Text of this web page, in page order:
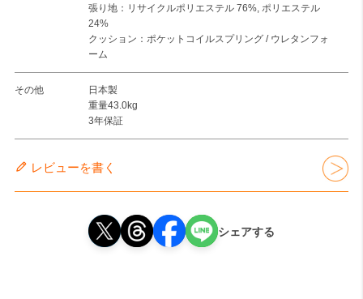
張り地：リサイクルポリエステル 76%, ポリエステル
24%
クッション：ポケットコイルスプリング / ウレタンフォ
ーム
その他
日本製
重量43.0kg
3年保証
レビューを書く
シェアする